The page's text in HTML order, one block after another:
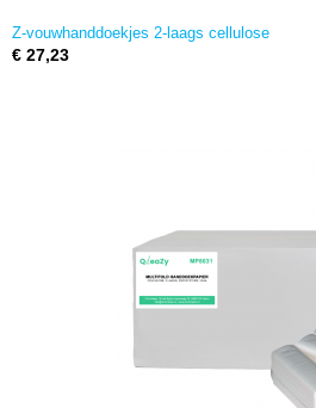
Z-vouwhanddoekjes 2-laags cellulose
€ 27,23